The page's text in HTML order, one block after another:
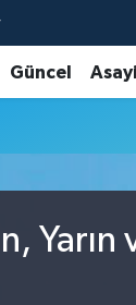
Güncel
Yarın